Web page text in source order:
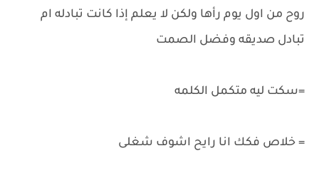
روح من اول يوم رأها ولكن لا يعلم إذا كانت تبادله ام
تبادل صديقه وفضل الصمت
=سكت ليه متكمل الكلمه
= خلاص فكك انا رايح اشوف شغلى